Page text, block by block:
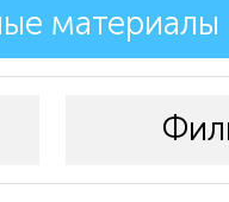
материалы